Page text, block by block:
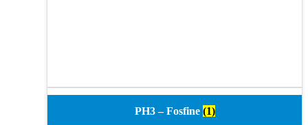
PH3 – Fosfine (1)